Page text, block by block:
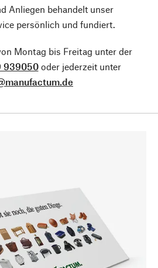
Anliegen behandelt unser
persönlich und fundiert.
Montag bis Freitag unter der
939050oder jederzeit unter